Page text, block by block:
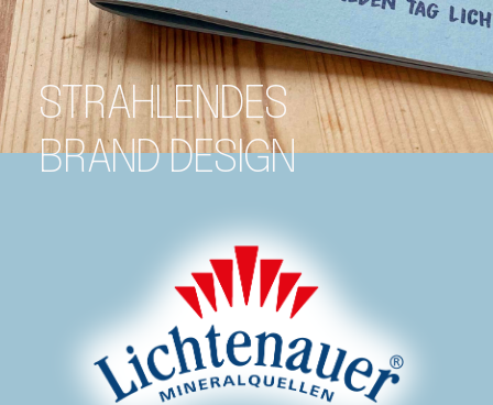
STRAHLENDES
BRAND DESIGN